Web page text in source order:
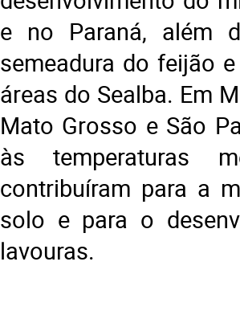
e no Paraná, além
semeadura do feijão
áreas do Sealba. Em
Mato Grosso e São
às temperaturas
contribuíram para a
solo e para o
lavouras.